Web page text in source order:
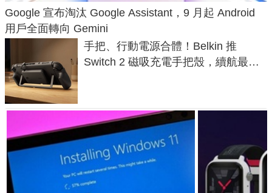
Google 宣布淘汰 Google Assistant，9 月起 Android
用戶全面轉向 Gemini
手把、行動電源合體！Belkin 推
Switch 2 磁吸充電手把殼，續航最高